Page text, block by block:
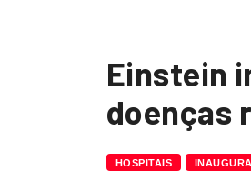
Einstein
doenças
HOSPITAIS